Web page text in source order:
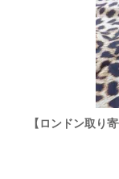
【ロンドン取り